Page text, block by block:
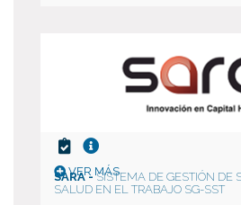
VER MÁS
SARA -SISTEMA DE GESTIÓN DE
SALUD EN EL TRABAJO SG-SST